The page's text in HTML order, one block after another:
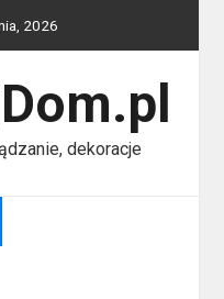
2026
dekoracje